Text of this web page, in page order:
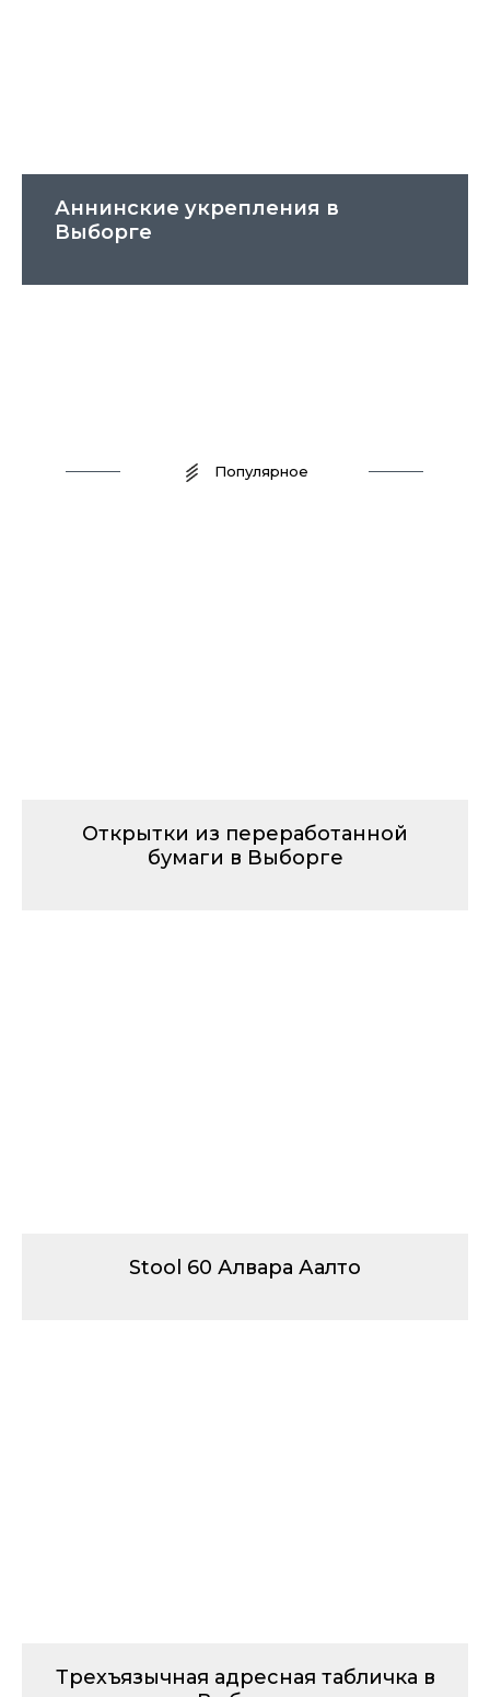
Аннинские укрепления в
Выборге
Популярное
Открытки из переработанной
бумаги в Выборге
Stool 60 Алвара Аалто
Трехъязычная адресная табличка в